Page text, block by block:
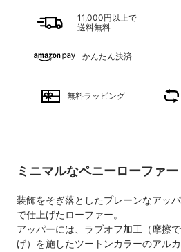
11,000円以上で
送料無料
かんたん決済
無料ラッピング
ミニマルなペニーローファー
装飾をそぎ落としたプレーンなアッ
で仕上げたローファー。
アッパーには、ラブオフ加工（摩擦
げ）を施したツートンカラーのアル